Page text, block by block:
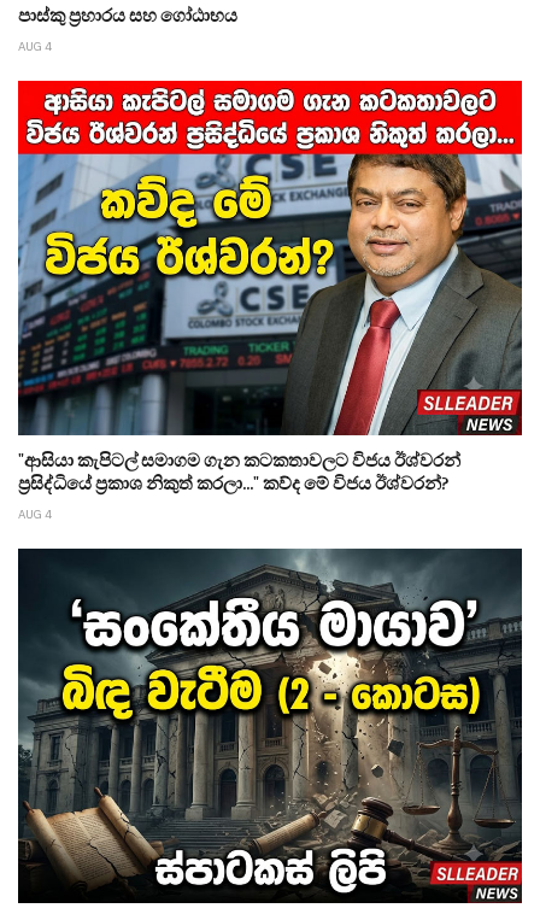
පාස්කු ප්‍රහාරය සහ ගෝඨාභය
AUG 4
"ආසියා කැපිටල් සමාගම ගැන කටකතාවලට විජය ඊශ්වරන්
ප්‍රසිද්ධියේ ප්‍රකාශ නිකුත් කරලා..." කව්ද මේ විජය ඊශ්වරන්?
AUG 4